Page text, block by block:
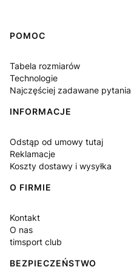
Linki w stopce
POMOC
Tabela rozmiarów
Technologie
Najczęściej zadawane pytania
INFORMACJE
Odstąp od umowy tutaj
Reklamacje
Koszty dostawy i wysyłka
O FIRMIE
Kontakt
O nas
timsport club
BEZPIECZEŃSTWO